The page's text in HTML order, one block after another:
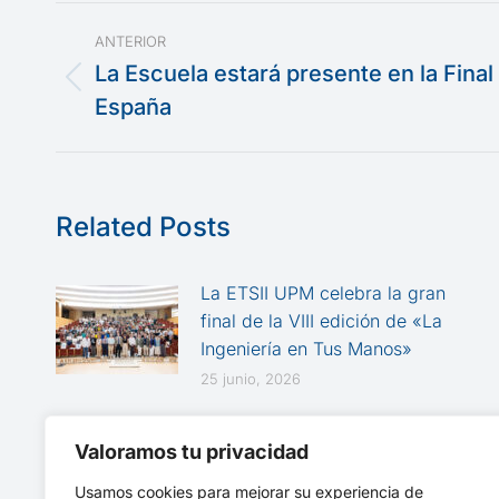
Valoramos tu privacidad
Usamos cookies para mejorar su experiencia de
Navegación
entre
publicaciones
ANTERIOR
Publicación
anterior:
La Escuela estará presente en la
España
Related Posts
La ETSII UPM celebra la gran
final de la VIII edición de «La
Ingeniería en Tus Manos»
25 junio, 2026
aprendizaje práctico a la
innovación ferroviaria